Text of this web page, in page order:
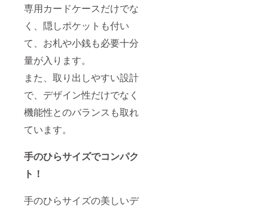
専用カードケースだけでな
く、隠しポケットも付い
て、お札や小銭も必要十分
量が入ります。
また、取り出しやすい設計
で、デザイン性だけでなく
機能性とのバランスも取れ
ています。
手のひらサイズでコンパク
ト！
手のひらサイズの美しいデ